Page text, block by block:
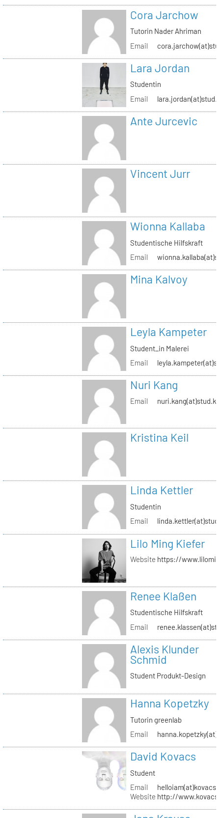
Cora Jarchow
Tutorin Nader Ahriman
Email
Lara Jordan
Studentin
Email
Ante Jurcevic
Vincent Jurr
Wionna Kallaba
Studentische Hilfskraft
Email
Mina Kalvoy
Leyla Kampeter
Student_in Malerei
Email
Nuri Kang
Email
Kristina Keil
Linda Kettler
Studentin
Email
Lilo Ming Kiefer
Website https://
Renee Klaßen
Studentische Hilfskraft
Email
Alexis Klunder
Schmid
Student Produkt-Design
Hanna Kopetzky
Tutorin greenlab
Email
David Kovacs
Student
Email
Website http://